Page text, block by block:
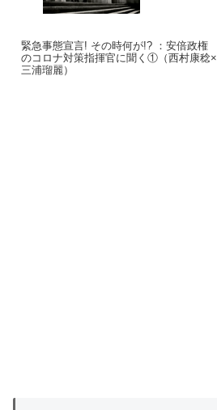
緊急事態宣言! その時何が!? ：安倍政権
のコロナ対策指揮官に聞く①（西村康稔×
三浦瑠麗）